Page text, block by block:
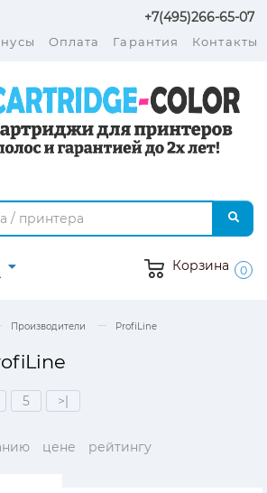
+7(495)266-65-07
Оплата Гарантия Контакты
Корзина 0
Производители ProfiLine
5
>|
цене рейтингу